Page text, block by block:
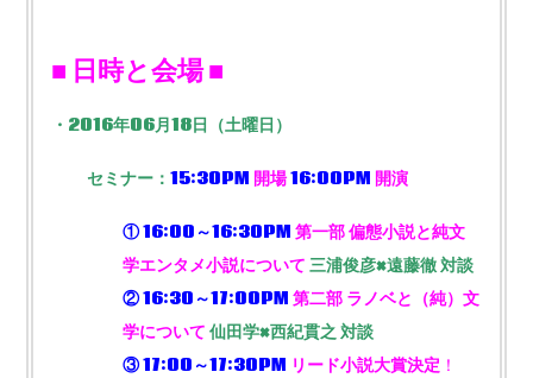
■ 日時と会場■
・2016年06月18日（土曜日）
セミナー：15:30PM 開場16:00PM 開演
① 16:00～16:30PM 第一部 偏態小説と純文
学エンタメ小説について 三浦俊彦×遠藤徹 対談
② 16:30～17:00PM 第二部 ラノベと（純）文
学について 仙田学×西紀貫之 対談
③ 17:00～17:30PM リード小説大賞決定 ！